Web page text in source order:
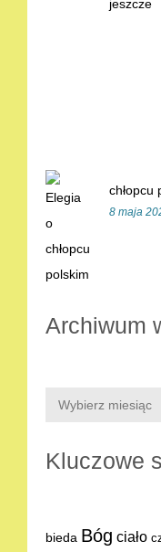
chłopcu
8 maja
Archiwum
Kluczowe
bieda Bóg ciało